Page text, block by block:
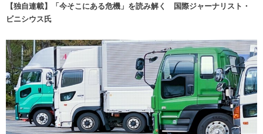
【独自連載】「今そこにある危機」を読み解く 国際ジャーナリスト・
ビニシウス氏